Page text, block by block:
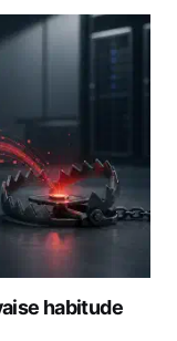
habitude